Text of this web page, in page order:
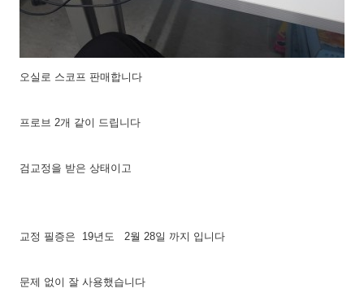
오실로 스코프 판매합니다
프로브 2개 같이 드립니다
검교정을 받은 상태이고
교정 필증은 19년도 2월 28일 까지 입니다
문제 없이 잘 사용했습니다